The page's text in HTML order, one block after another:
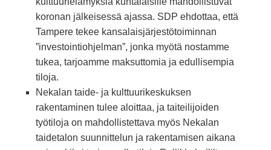
koronan jälkeisessä ajassa. SDP ehdottaa, että
Tampere tekee kansalaisjärjestötoiminnan
”investointiohjelman”, jonka myötä nostamme
tukea, tarjoamme maksuttomia ja edullisempia
tiloja.
Nekalan taide- ja kulttuurikeskuksen
rakentaminen tulee aloittaa, ja taiteilijoiden
työtiloja on mahdollistettava myös Nekalan
taidetalon suunnittelun ja rakentamisen aikana